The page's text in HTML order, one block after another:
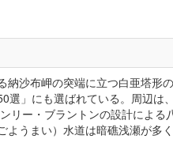
沙布岬の突端に立つ白亜塔形
」にも選ばれている。周辺は
リー・ブラントンの設計による
うまい）水道は暗礁浅瀬が多